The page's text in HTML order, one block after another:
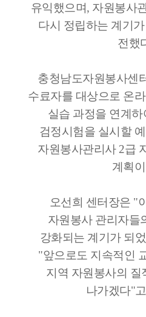
유익했으며, 자원봉사
다시 정립하는 계기
전했
충청남도자원봉사센
수료자를 대상으로 온
실습 과정을 연계하
검정시험을 실시할
자원봉사관리사 2급
계획
오선희 센터장은 "
자원봉사 관리자들
강화되는 계기가 되
"앞으로도 지속적인
지역 자원봉사의 질
나가겠다"